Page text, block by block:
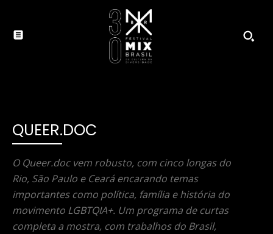
QUEER.DOC
O Queer.doc vem robusto, com cinco longas do
Rio, São Paulo e Ceará encarando temas
importantes como política, família e história do
movimento LGBTQIA+. Um programa de curtas
completa a mostra, com trabalhos do Brasil,